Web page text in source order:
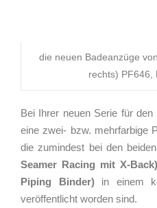
die neuen Badeanzüge
rechts) PF646,
Bei Ihrer neuen Serie für
eine zwei- bzw. mehrfarbige
die zumindest bei den
Seamer Racing mit X-Back)
Piping Binder)in einem
veröffentlicht worden sind.